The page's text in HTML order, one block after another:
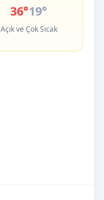
36°19°
Açık ve Çok Sıcak